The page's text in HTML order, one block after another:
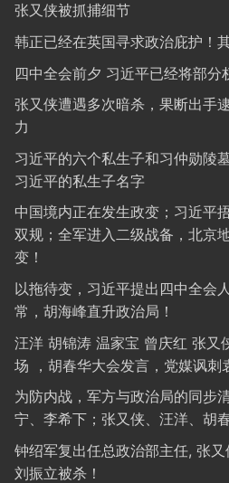
张又侠被抓捕细节
韩正已经在英国寻求政治庇护！
四中全会前夕 习近平已经将部分
张又侠遭遇多次暗杀，果断出手
力
习近平的六个私生子和习仲勋陵
习近平的私生子名字
中国境内正在发生政变；习近平
双规；全军进入二级战备，北京
变！
以拖待变，习近平提出四中全会
常，胡海峰直升政治局！
汪洋 胡锦涛 温家宝 曾庆红 张又
场 ，胡春华大会发言，党媒讽刺
为防内战，军方与政治局的同步
宁、李希下；张又侠、汪洋、胡
钟绍军复出任总政治部主任, 张又
刘振立被杀！